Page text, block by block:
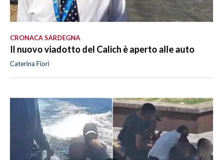
CRONACA SARDEGNA
Il nuovo viadotto del Calich è aperto alle auto
Caterina Fiori